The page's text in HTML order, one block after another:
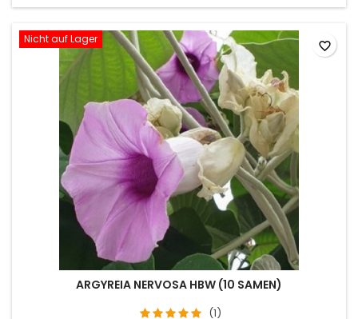
Nicht auf Lager
ARGYREIA NERVOSA HBW (10 SAMEN)
(1)
favorite_border